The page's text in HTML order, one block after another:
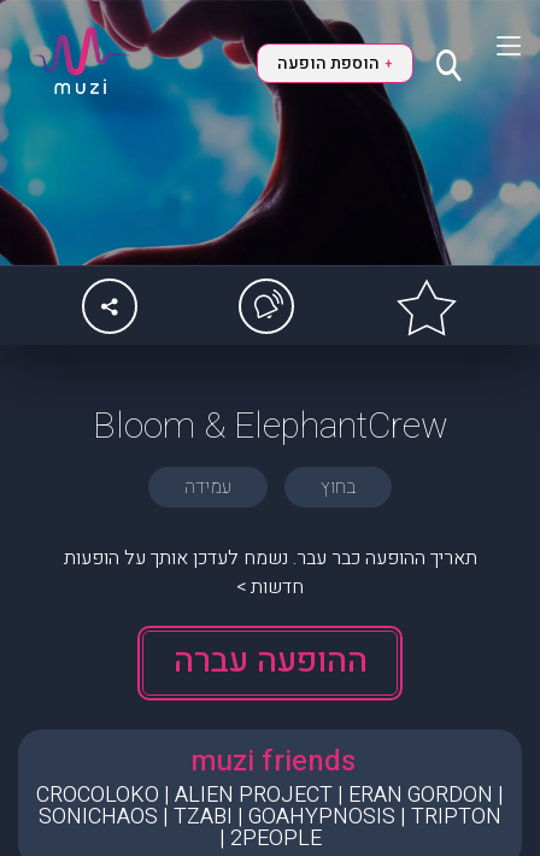
+ הוספת הופעה
Bloom & ElephantCrew
בחוץ עמידה
תאריך ההופעה כבר עבר. נשמח לעדכן אותך על הופעות
חדשות >
ההופעה עברה
muzi friends
CROCOLOKO | ALIEN PROJECT | ERAN GORDON |
SONICHAOS | TZABI | GOAHYPNOSIS | TRIPTON
| 2PEOPLE